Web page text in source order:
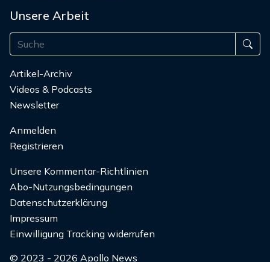
Unsere Arbeit
Artikel-Archiv
Videos & Podcasts
Newsletter
Anmelden
Registrieren
Unsere Kommentar-Richtlinien
Abo-Nutzungsbedingungen
Datenschutzerklärung
Impressum
Einwilligung Tracking widerrufen
© 2023 - 2026 Apollo News